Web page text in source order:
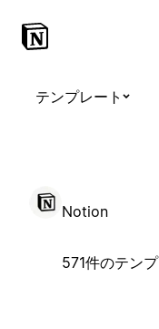
テンプレート
Notion
571件のテン